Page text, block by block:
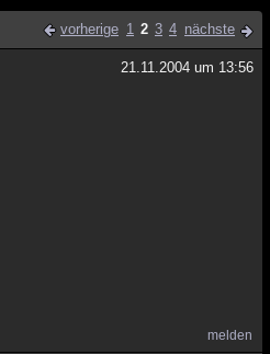
vorherige 1 2 3 4 nächste
21.11.2004 um 13:56
melden